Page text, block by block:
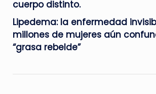
cuerpo distinto.
Lipedema: la enfermedad
millones de mujeres aún
“grasa rebelde”